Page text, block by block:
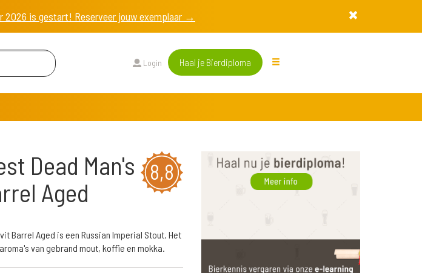
2026 is gestart! Reserveer jouw exemplaar →
Login Haal je Bierdiploma
8,8
Dead Man's
Aged
Barrel Aged is een Russian Imperial Stout. Het
van gebrand mout, koffie en mokka.